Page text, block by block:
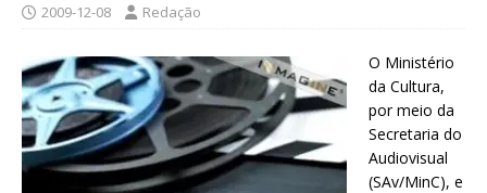
2009-12-08 Redação
O Ministério
da Cultura,
por meio da
Secretaria do
Audiovisual
(SAv/MinC), e